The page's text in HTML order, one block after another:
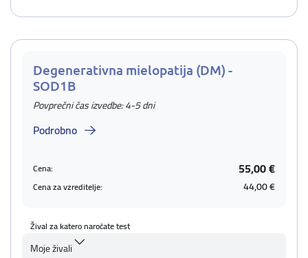
Degenerativna mielopatija (DM) -
SOD1B
Povprečni čas izvedbe: 4-5 dni
Podrobno
Cena: 55,00 €
Cena za vzreditelje: 44,00 €
Žival za katero naročate test
Moje živali